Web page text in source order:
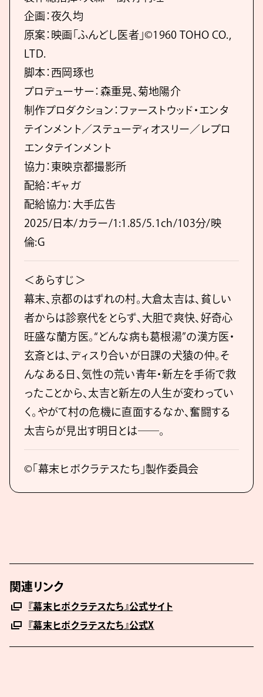
企画：夜久均
原案：映画「ふんどし医者」©1960 TOHO CO.,
LTD.
脚本：西岡琢也
プロデューサー：森重晃、菊地陽介
制作プロダクション：ファーストウッド・エンタ
テインメント／ステューディオスリー／レプロ
エンタテインメント
協力：東映京都撮影所
配給：ギャガ
配給協力：大手広告
2025/日本/カラー/1:1.85/5.1ch/103分/映
倫:G
＜あらすじ＞
幕末、京都のはずれの村。大倉太吉は、貧しい
者からは診察代をとらず、大胆で爽快、好奇心
旺盛な蘭方医。“どんな病も葛根湯”の漢方医・
玄斎とは、ディスり合いが日課の犬猿の仲。そ
んなある日、気性の荒い青年・新左を手術で救
ったことから、太吉と新左の人生が変わってい
く。やがて村の危機に直面するなか、奮闘する
太吉らが見出す明日とは――。
©「幕末ヒポクラテスたち」製作委員会
関連リンク
『幕末ヒポクラテスたち』公式サイト
『幕末ヒポクラテスたち』公式X